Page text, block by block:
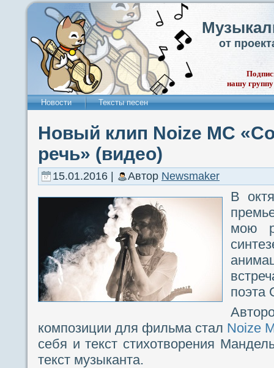
от
нашу
Новости Тексты песен
Новый клип Noize MC
речь» (видео)
15.01.2016 | Автор Newsmaker
В
мою
поэта
композиции для фильма стал Noize
себя и текст стихотворения
текст музыканта.